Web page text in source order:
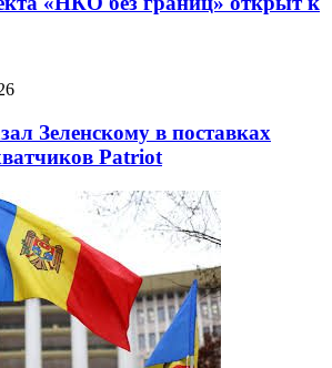
Зеленскому в поставках
Patriot